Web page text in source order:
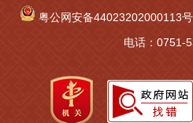
粤公网安备44023202000113号
电话：0751-